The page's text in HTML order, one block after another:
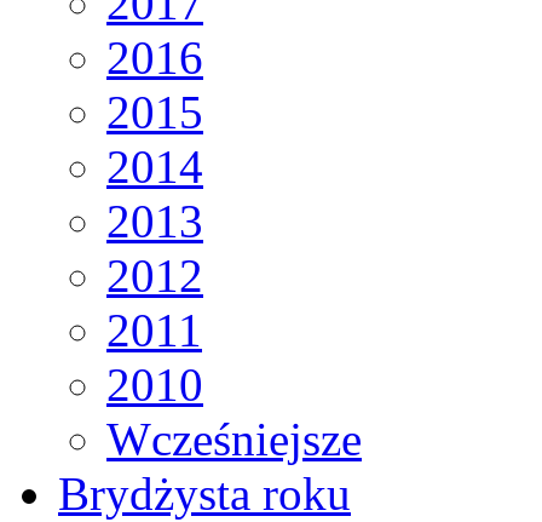
2016
2015
2014
2013
2012
2011
2010
Wcześniejsze
Brydżysta roku